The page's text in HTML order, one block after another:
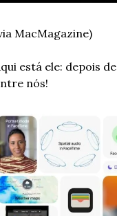
MacMagazine)
está ele: depois
nós!